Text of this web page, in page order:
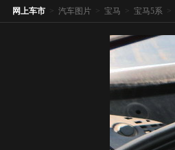
网上车市 > 汽车图片 > 宝马 > 宝马5系 >